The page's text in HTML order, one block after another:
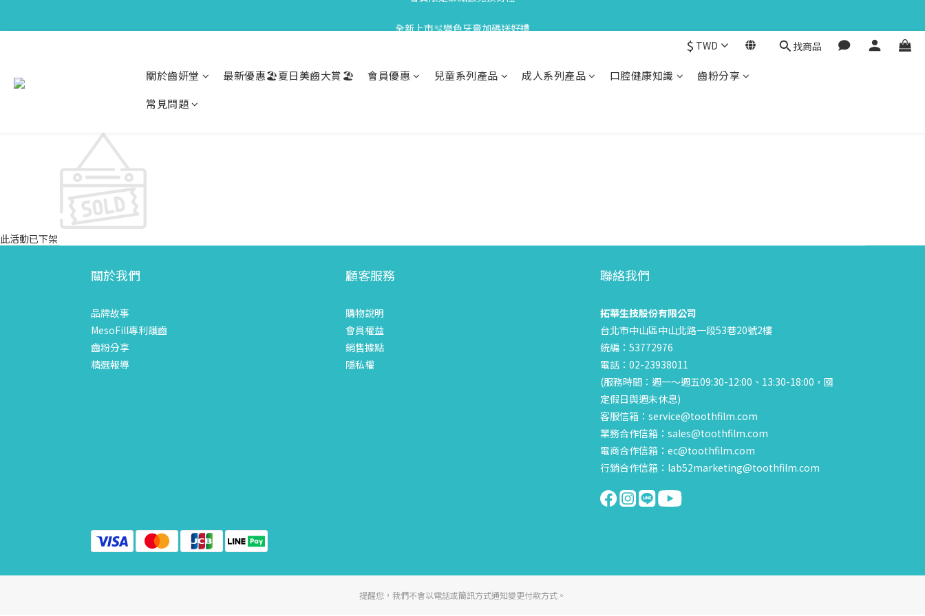
全新上市🫧變色牙膏加碼送好禮
$ TWD 找商品
關於齒妍堂 最新優惠🏖️夏日美齒大賞🏖️ 會員優惠 兒童系列產品 成人系列產品 口腔健康知識
齒粉分享
常見問題
此活動已下架
關於我們
品牌故事
MesoFill專利護齒
齒粉分享
精選報導
顧客服務
購物說明
會員權益
銷售據點
隱私權
聯絡我們
拓華生技股份有限公司
台北市中山區中山北路一段53巷20號2樓
統編：53772976
電話：02-23938011
(服務時間：週一～週五09:30-12:00、13:30-18:00，國
定假日與週末休息)
客服信箱：service@toothfilm.com
業務合作信箱：sales@toothfilm.com
電商合作信箱：ec@toothfilm.com
行銷合作信箱：lab52marketing@toothfilm.com
提醒您，我們不會以電話或簡訊方式通知變更付款方式。